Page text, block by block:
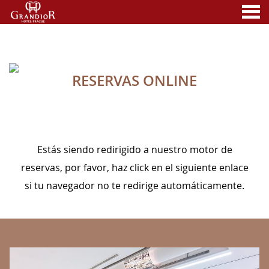
RESERVAS ONLINE
Estás siendo redirigido a nuestro motor de
reservas, por favor, haz click en el siguiente enlace
si tu navegador no te redirige automáticamente.